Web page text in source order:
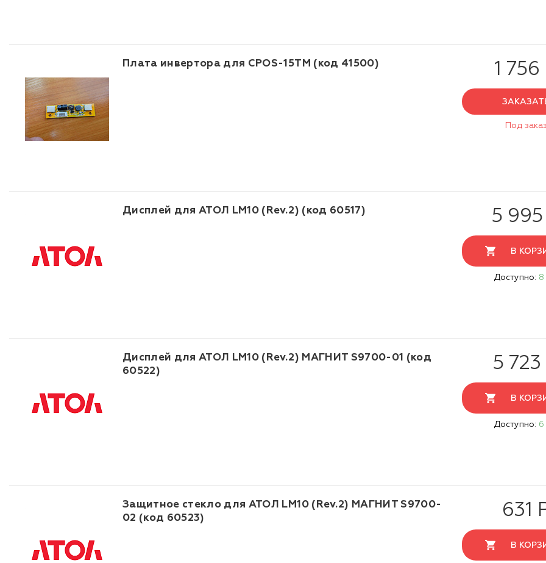
Плата инвертора для CPOS-15TM (код 41500) 1 756
Под заказ
Дисплей для АТОЛ LM10 (Rev.2) (код 60517) 5
В
Доступно: 8
Дисплей для АТОЛ LM10 (Rev.2) МАГНИТ S9700-01 (код
60522)
5 723
В
Доступно: 6
Защитное стекло для АТОЛ LM10 (Rev.2) МАГНИТ S9700-
02 (код 60523)
631
В